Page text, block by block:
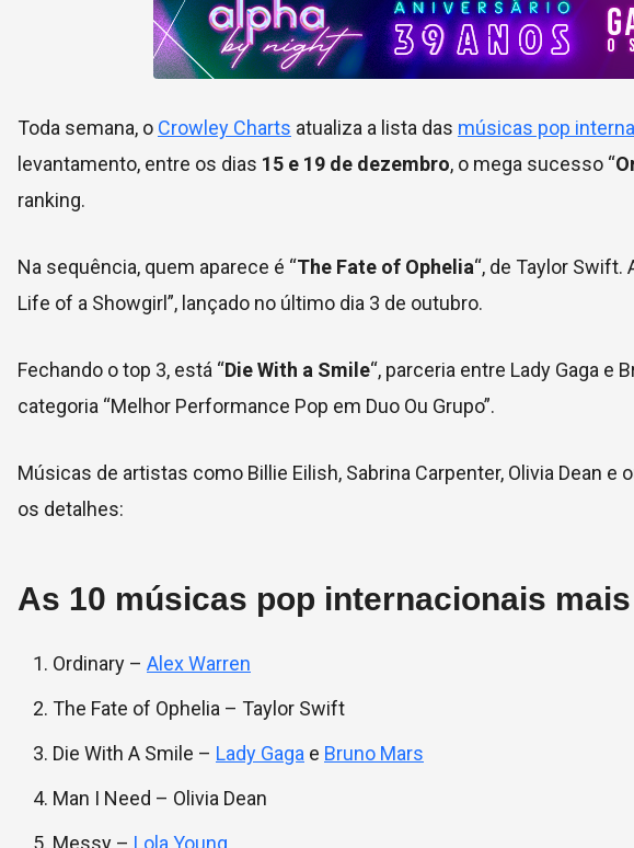
Toda semana, o Crowley Charts atualiza a lista das músicas pop
levantamento, entre os dias 15 e 19 de dezembro, o mega sucesso “
ranking.
Na sequência, quem aparece é “The Fate of Ophelia“, de Taylor Swift.
Life of a Showgirl”, lançado no último dia 3 de outubro.
Fechando o top 3, está “Die With a Smile“, parceria entre Lady Gaga e
categoria “Melhor Performance Pop em Duo Ou Grupo”.
Músicas de artistas como Billie Eilish, Sabrina Carpenter, Olivia Dean
os detalhes:
As 10 músicas pop internacionais
Ordinary – Alex Warren
The Fate of Ophelia – Taylor Swift
Die With A Smile – Lady Gaga e Bruno Mars
Man I Need – Olivia Dean
Messy – Lola Young